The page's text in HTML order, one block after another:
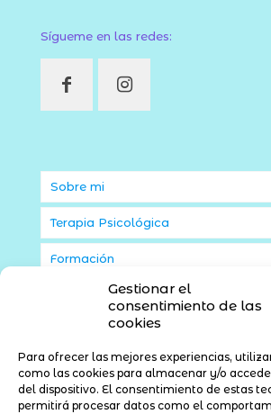
Gestionar el
consentimiento de las
cookies
Para ofrecer las mejores experiencias,
como las cookies para almacenar y/o
del dispositivo. El consentimiento de estas
permitirá procesar datos como el
Sígueme en las redes:
Sobre mi
Terapia Psicológica
Formación
Orientación Laboral
Contacto